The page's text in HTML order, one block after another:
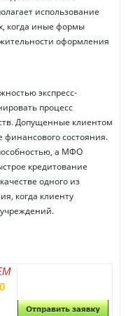
использование
когда иные формы
оформления
экспресс-
процесс
Допущенные клиентом
состояния.
а МФО
кредитование
одного из
когда клиенту